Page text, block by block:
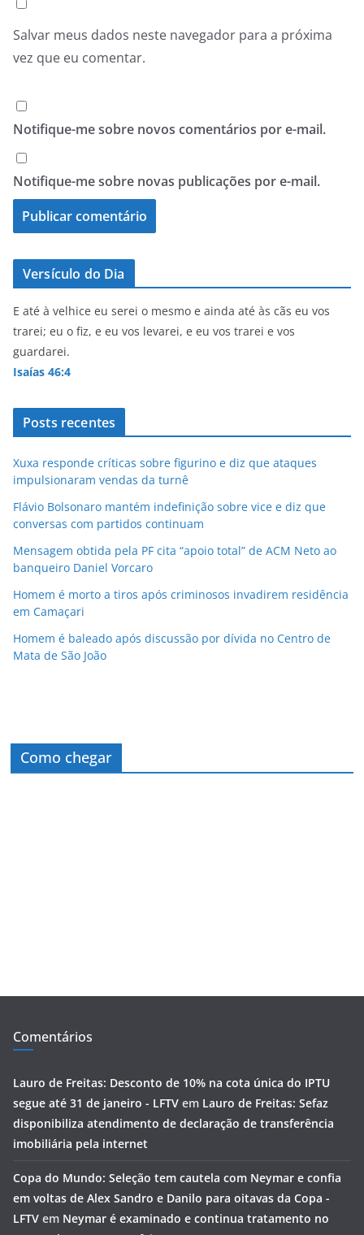
Salvar meus dados neste navegador para a próxima
vez que eu comentar.
Notifique-me sobre novos comentários por e-mail.
Notifique-me sobre novas publicações por e-mail.
Versículo do Dia
E até à velhice eu serei o mesmo e ainda até às cãs eu vos
trarei; eu o fiz, e eu vos levarei, e eu vos trarei e vos
guardarei.
Isaías 46:4
Posts recentes
Xuxa responde críticas sobre figurino e diz que ataques
impulsionaram vendas da turnê
Flávio Bolsonaro mantém indefinição sobre vice e diz que
conversas com partidos continuam
Mensagem obtida pela PF cita “apoio total” de ACM Neto ao
banqueiro Daniel Vorcaro
Homem é morto a tiros após criminosos invadirem residência
em Camaçari
Homem é baleado após discussão por dívida no Centro de
Mata de São João
Como chegar
Comentários
Lauro de Freitas: Desconto de 10% na cota única do IPTU
segue até 31 de janeiro - LFTV em Lauro de Freitas: Sefaz
disponibiliza atendimento de declaração de transferência
imobiliária pela internet
Copa do Mundo: Seleção tem cautela com Neymar e confia
em voltas de Alex Sandro e Danilo para oitavas da Copa -
LFTV em Neymar é examinado e continua tratamento no